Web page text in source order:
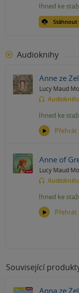
Stáhnout
Ihned ke
Audioknihy
Anne ze
Lucy Maud
Přehrát
Ihned ke
Anne of
Lucy Maud
Přehrát
Ihned ke
Související
Anna ze